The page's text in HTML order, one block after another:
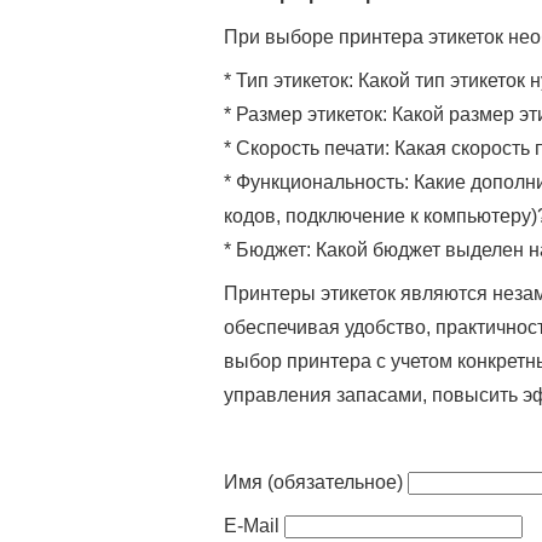
При выборе принтера этикеток
* Тип этикеток: Какой тип
* Размер этикеток: Какой размер
* Скорость печати: Какая скорость
* Функциональность: Какие
кодов, подключение к
* Бюджет: Какой бюджет выделен
Принтеры этикеток являются
обеспечивая удобство,
выбор принтера с учетом
управления запасами, повысить
Имя (обязательное)
E-Mail